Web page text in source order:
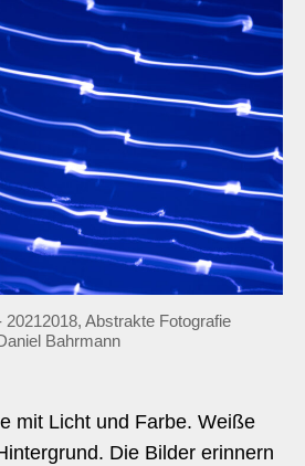
Abstrakte Fotografie
Bahrmann
mit Licht und Farbe. Weiße
Die Bilder erinnern